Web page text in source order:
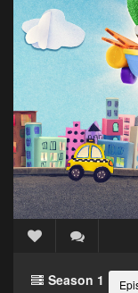
Season 1